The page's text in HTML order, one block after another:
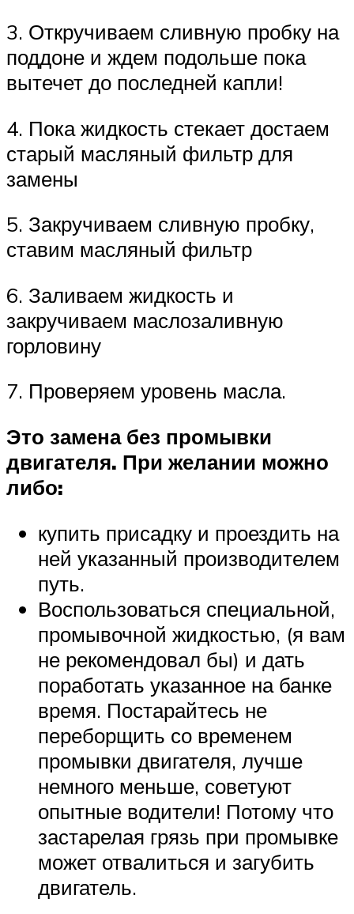
3. Откручиваем сливную пробку на
поддоне и ждем подольше пока
вытечет до последней капли!
4. Пока жидкость стекает достаем
старый масляный фильтр для
замены
5. Закручиваем сливную пробку,
ставим масляный фильтр
6. Заливаем жидкость и
закручиваем маслозаливную
горловину
7. Проверяем уровень масла.
Это замена без промывки
двигателя. При желании можно
либо:
купить присадку и проездить на
ней указанный производителем
путь.
Воспользоваться специальной,
промывочной жидкостью, (я вам
не рекомендовал бы) и дать
поработать указанное на банке
время. Постарайтесь не
переборщить со временем
промывки двигателя, лучше
немного меньше, советуют
опытные водители! Потому что
застарелая грязь при промывке
может отвалиться и загубить
двигатель.